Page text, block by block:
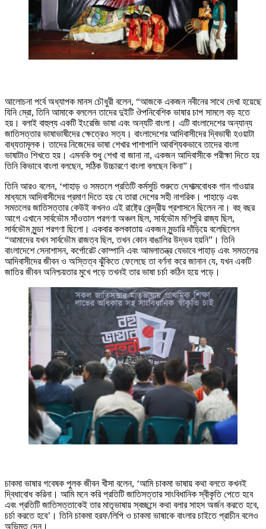
আলোচনা পর্বে অধ্যাপক মানস চৌধুরী বলেন, “আজকে একজন নবীনের সাথে দেখা হয়েছে
যিনি ম্রো, তিনি আমাকে বললেন তাদের দুইটি ঔপনিবেশিক ভাষার চাপ সামলে বড় হতে
হয়। বলাই বাহুল্য একটি ইংরেজি ভাষা এবং অন্যটি বাংলা। এটি বাংলাদেশের অন্যান্য
জাতিসত্তার ভাষাভাষীদের ক্ষেত্রেও সত্য। বাংলাদেশের আদিবাসীদের দ্বিভাষী হওয়াটা
বাধ্যতামূলক। তাদের নিজেদের ভাষা শেখার পাশাপাশি আবশ্যিকভাবে তাদের বাংলা
ভাষাটাও শিখতে হয়। এমনকি শুধু শেখা বা জানা না, একজন ‌আদিবাসীকে পরীক্ষা দিতে হয়
তিনি কিভাবে বাংলা বলছেন, সঠিক উচ্চারণে বাংলা বলছেন কিনা”।
তিনি আরও বলেন, ‘পাহাড় ও সমতলে প্রতিটি কর্মসুচি শুরুতে দেশাত্মবোধক গান গাওয়ার
মাধ্যমে আদিবাসীদের প্রমাণ দিতে হয় যে তারা দেশের সহী নাগরিক। পাহাড়ে এবং
সমতলের জাতিসত্তার কেউই কখনও এই রাষ্ট্রে কেন্দ্রীয় প্রশাসনে ছিলেন না। বহু বছর
আগে এখানে সার্বভৌম সাঁওতাল পরগণা অঞ্চল ছিল, সার্বভৌম মণিপুরি রাজ্য ছিল,
সার্বভৌম মুন্ডা পরগণা ছিলো। একবার কলকাতায় একজন মুন্ডারি দাঁড়িয়ে বলেছিলেন
“আমাদের যখন সার্বভৌম রাজত্ব ছিল, তখন কোন বাঙালির উদ্ভব হয়নি”। তিনি
বাংলাদেশে সেনাশাসন, কর্পোরেট কোম্পানি এবং আমলাতন্ত্র যেভাবে পাহাড় এবং সমতলের
আদিবাসীদের জীবন ও অস্তিত্ব ঝুঁকিতে ফেলেছে তা বর্ণনা করে জানান যে, যখন একটি
জাতির জীবন অনিশ্চয়তার মুখে পড়ে তখনই তার ভাষা চর্চা কঠিন হয়ে পড়ে।
চাকমা ভাষার গবেষক পুলক জীবন খীসা বলেন, ‘আমি চাকমা ভাষায় কথা বলতে কখনই
দ্বিধাবোধ করিনা। আমি মনে করি প্রতিটি জাতিসত্তার সাংবিধানিক স্বীকৃতি পেতে হবে
এবং প্রতিটি জাতিসত্তাকেই তার মাতৃভাষায় স্বচ্ছন্দে কথা বলার সাহস অর্জন করতে হবে,
চর্চা করতে হবে’। তিনি চাকমা হরফ/লিপি ও চাকমা ভাষাকে বাংলার চাইতে প্রাচীন বলেও
অভিমত দেন।